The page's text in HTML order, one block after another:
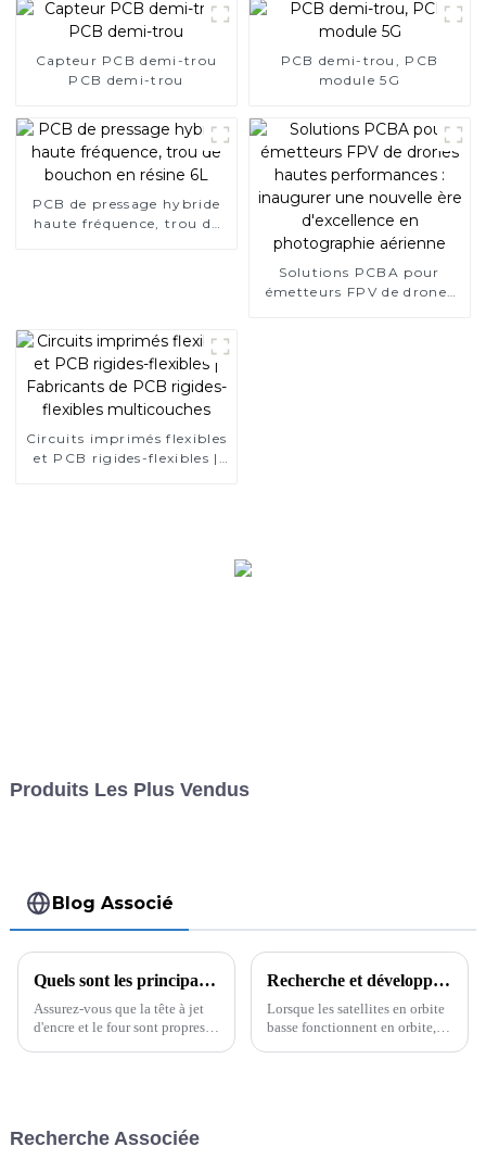
Capteur PCB demi-trou
PCB demi-trou
PCB demi-trou, PCB
module 5G
PCB de pressage hybride
haute fréquence, trou de
Solutions PCBA pour
émetteurs FPV de drones
Circuits imprimés flexibles
et PCB rigides-flexibles |
Produits Les Plus Vendus
Blog Associé
Quels sont les principaux principes de fonctionnement et paramètres techniques du séchage post-jet d’encre sur PCB pour réduire les défauts ?
Assurez-vous que la tête à jet
d'encre et le four sont propres et
Recherche et développement d'un système intelligent d'estimation du rayonnement interne des satellites en orbite basse
Lorsque les satellites en orbite
basse fonctionnent en orbite,
Recherche Associée